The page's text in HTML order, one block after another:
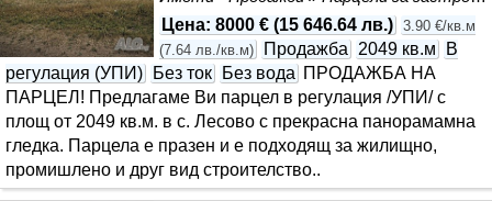
Цена: 8000 € (15 646.64 лв.) 3.90 €/кв.м
(7.64 лв./кв.м) Продажба 2049 кв.м
В
регулация (УПИ)
Без ток Без вода ПРОДАЖБА НА
ПАРЦЕЛ! Предлагаме Ви парцел в регулация /УПИ/ с
площ от 2049 кв.м. в с. Лесово с прекрасна панорамамна
гледка. Парцела е празен и е подходящ за жилищно,
промишлено и друг вид строителство..